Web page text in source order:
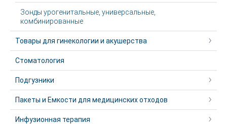
Зонды урогенитальные, универсальные,
комбинированные
Товары для гинекологии и акушерства
Стоматология
Подгузники
Пакеты и Емкости для медицинских отходов
Инфузионная терапия